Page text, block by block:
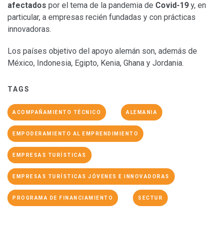
afectados por el tema de la pandemia de Covid-19 y, en
particular, a empresas recién fundadas y con prácticas
innovadoras.
Los países objetivo del apoyo alemán son, además de
México, Indonesia, Egipto, Kenia, Ghana y Jordania.
TAGS
ACOMPAÑAMIENTO TÉCNICO ALEMANIA
EMPODERAMIENTO AL EMPRENDIMIENTO
EMPRESAS TURÍSTICAS
EMPRESAS TURÍSTICAS JÓVENES E INNOVADORAS
PROGRAMA DE FINANCIAMIENTO SECTUR